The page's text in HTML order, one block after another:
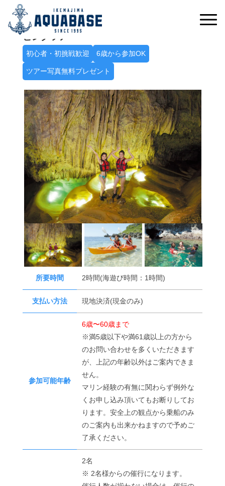
冒険心をくすぐる神秘の空間へ
パンプキン鍾乳洞探検シーカヤック＋ケイ
ビングツアー
初心者・初挑戦歓迎 6歳から参加OK
ツアー写真無料プレゼント
所要時間 2時間(海遊び時間：1時間)
支払い方法 現地決済(現金のみ)
参加可能年齢
6歳〜60歳まで
※満5歳以下や満61歳以上の方から
のお問い合わせを多くいただきます
が、上記の年齢以外はご案内できま
せん。
マリン経験の有無に関わらず例外な
くお申し込み頂いてもお断りしてお
ります。安全上の観点から乗船のみ
のご案内も出来かねますので予めご
了承ください。
2名
※ 2名様からの催行になります。